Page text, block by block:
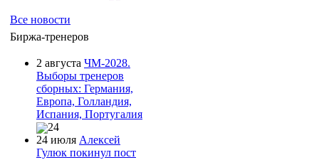
Все новости
Биржа-тренеров
2 августа ЧМ-2028.
Выборы тренеров
сборных: Германия,
Европа, Голландия,
Испания, Португалия
24
24 июля Алексей
Гулюк покинул пост